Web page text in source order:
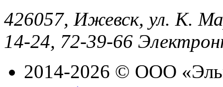
426057, Ижевск, ул. К.
14-24, 72-39-66
2014-2026 © ООО